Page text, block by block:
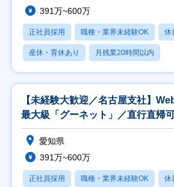
391万~600万
正社員採用 職種・業界未経験OK 休
産休・育休あり 月残業20時間以内
【未経験大歓迎／名古屋支社】
最大級「グーネット」／直行直帰
愛知県
391万~600万
正社員採用 職種・業界未経験OK 休